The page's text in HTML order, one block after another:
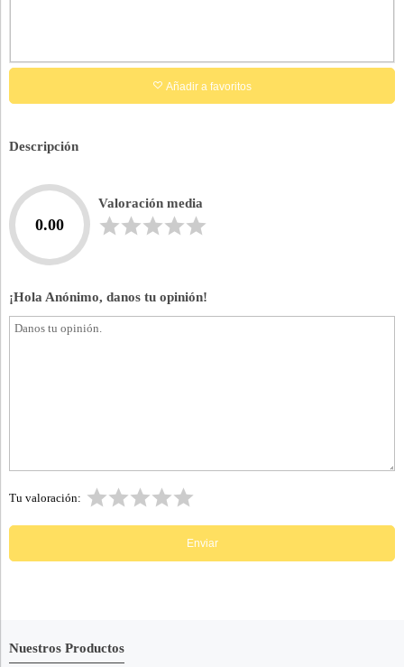
Añadir a favoritos
Descripción
0.00
Valoración media
¡Hola Anónimo, danos tu opinión!
Tu valoración:
Nuestros Productos